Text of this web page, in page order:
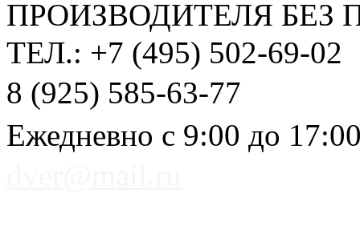
ПРОИЗВОДИТЕЛЯ БЕЗ
ТЕЛ.: +7 (495) 502-69-02
8 (925) 585-63-77
Ежедневно с 9:00 до